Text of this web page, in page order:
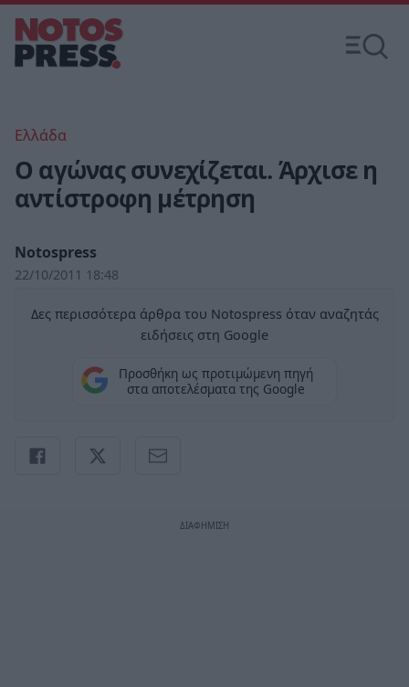
Ελλάδα
Ο αγώνας συνεχίζεται. Άρχισε η
αντίστροφη μέτρηση
Notospress
22/10/2011 18:48
Δες περισσότερα άρθρα του Notospress όταν αναζητάς
ειδήσεις στη Google
Προσθήκη ως προτιμώμενη πηγή
στα αποτελέσματα της Google